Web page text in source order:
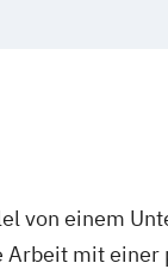
von einem
mit